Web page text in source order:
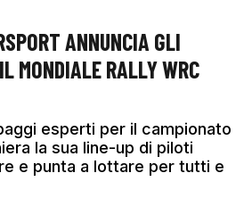
ANNUNCIA GLI
MONDIALE RALLY WRC
esperti per il campionato
la sua line-up di piloti
e punta a lottare per tutti e